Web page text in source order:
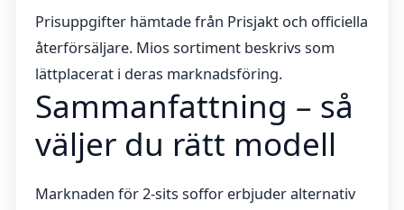
Prisuppgifter hämtade från Prisjakt och officiella
återförsäljare. Mios sortiment beskrivs som
lättplacerat i deras marknadsföring.
Sammanfattning – så
väljer du rätt modell
Marknaden för 2-sits soffor erbjuder alternativ